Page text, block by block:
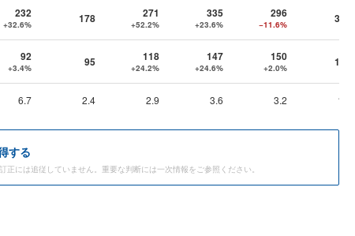
232
+32.6% 178 271
+52.2%
335
+23.6%
296
−11.6% 316
92
+3.4% 95 118
+24.2%
147
+24.6%
150
+2.0% 146
6.7 2.4 2.9 3.6 3.2 1.6
する
には追従していません。重要な判断には一次情報をご参照ください。